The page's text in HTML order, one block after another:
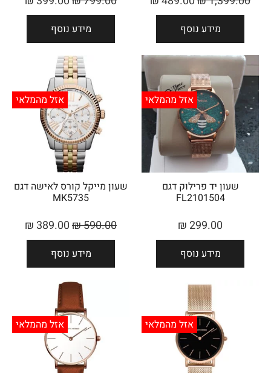
מידע נוסף מידע נוסף
אזל מהמלאי
שעון יד פרילוק דגם
FL2101504
299.00
₪
מידע נוסף
אזל מהמלאי
שעון מייקל קורס ‏לאישה דגם
MK5735
590.00
₪
389.00
₪
מידע נוסף
אזל מהמלאי אזל מהמלאי